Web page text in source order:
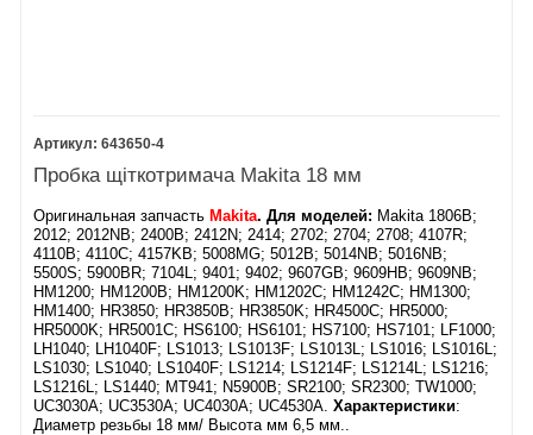
643650-4
Пробка щіткотримача Makita 18 мм
Оригинальная запчасть Makita. Для моделей: Makita 1806B;
2012; 2012NB; 2400B; 2412N; 2414; 2702; 2704; 2708; 4107R;
4110B; 4110C; 4157KB; 5008MG; 5012B; 5014NB; 5016NB;
5500S; 5900BR; 7104L; 9401; 9402; 9607GB; 9609HB; 9609NB;
HM1200; HM1200B; HM1200K; HM1202C; HM1242C; HM1300;
HM1400; HR3850; HR3850B; HR3850K; HR4500C; HR5000;
HR5000K; HR5001C; HS6100; HS6101; HS7100; HS7101; LF1000;
LH1040; LH1040F; LS1013; LS1013F; LS1013L; LS1016; LS1016L;
LS1030; LS1040; LS1040F; LS1214; LS1214F; LS1214L; LS1216;
LS1216L; LS1440; MT941; N5900B; SR2100; SR2300; TW1000;
UC3030A; UC3530A; UC4030A; UC4530A.Характеристики:
Диаметр резьбы 18 мм/ Высота мм 6,5 мм..